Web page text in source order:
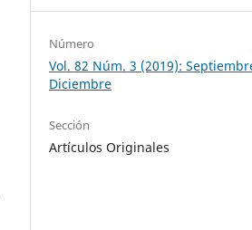
Número
Vol. 82 Núm. 3 (2019):
Diciembre
Sección
Artículos Originales